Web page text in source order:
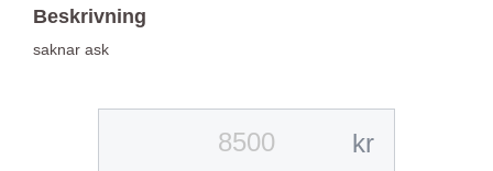
Beskrivning
saknar ask
kr